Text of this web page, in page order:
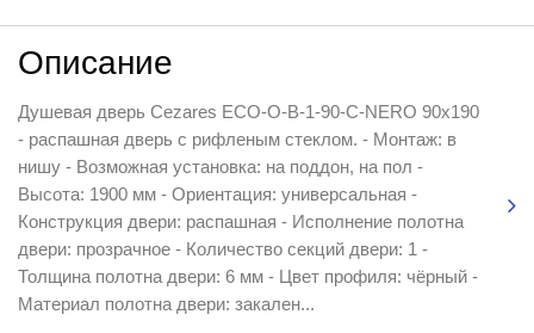
Описание
Душевая дверь Cezares ECO-O-B-1-90-C-NERO 90x190
- распашная дверь с рифленым стеклом. - Монтаж: в
нишу - Возможная установка: на поддон, на пол -
Высота: 1900 мм - Ориентация: универсальная -
Конструкция двери: распашная - Исполнение полотна
двери: прозрачное - Количество секций двери: 1 -
Толщина полотна двери: 6 мм - Цвет профиля: чёрный -
Материал полотна двери: закален...